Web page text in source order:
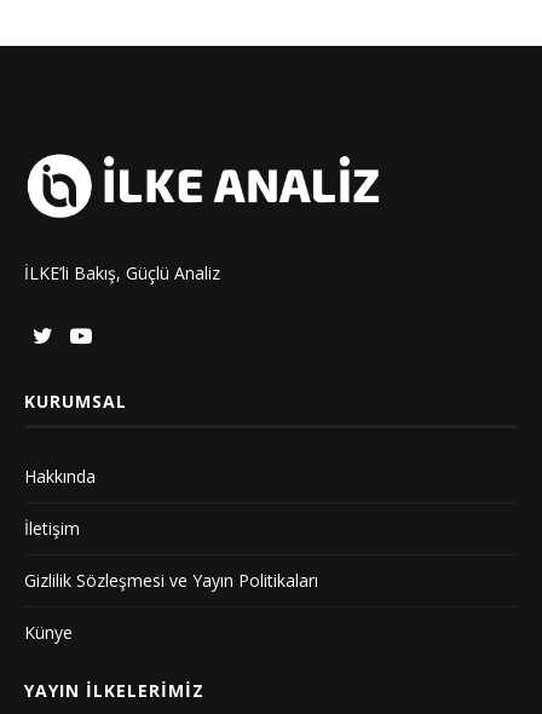
İLKE’li Bakış, Güçlü Analiz
KURUMSAL
Hakkında
İletişim
Gizlilik Sözleşmesi ve Yayın Politikaları
Künye
YAYIN İLKELERIMIZ